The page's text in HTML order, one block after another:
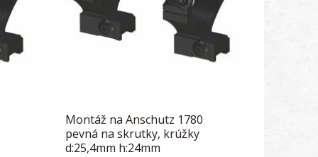
Montáž na Anschutz 1780
pevná na skrutky, krúžky
d:25,4mm h:24mm